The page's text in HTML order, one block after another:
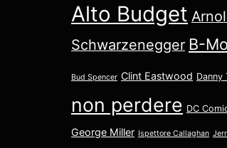
Alto Budget
Schwarzenegger B-
Bud Spencer Clint Eastwood Danny
non perdere DC
George Miller Ispettore Callaghan